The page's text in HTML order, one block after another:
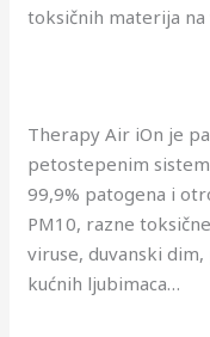
toksičnih materija na
Therapy Air iOn je
petostepenim
99,9% patogena i
PM10, razne
viruse, duvanski
kućnih ljubimaca…